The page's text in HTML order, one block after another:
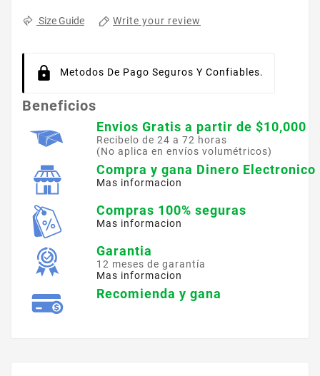
Size Guide Write your review
Metodos De Pago Seguros Y Confiables.
Beneficios
Envios Gratis a partir de $10,000
Recibelo de 24 a 72 horas
(No aplica en envíos volumétricos)
Compra y gana Dinero Electronico
Mas informacion
Compras 100% seguras
Mas informacion
Garantia
12 meses de garantía
Mas informacion
Recomienda y gana